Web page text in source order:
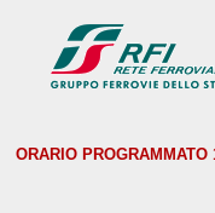
ORARIO